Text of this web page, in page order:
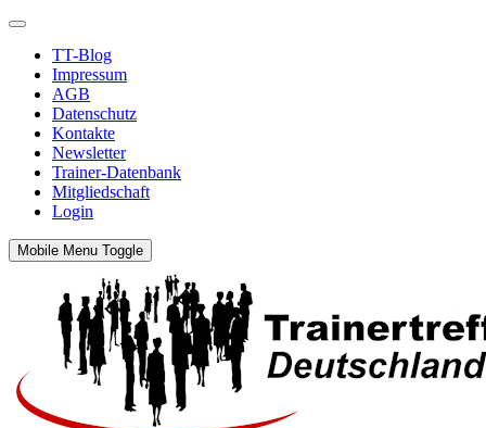
TT-Blog
Impressum
AGB
Datenschutz
Kontakte
Newsletter
Trainer-Datenbank
Mitgliedschaft
Login
Mobile Menu Toggle